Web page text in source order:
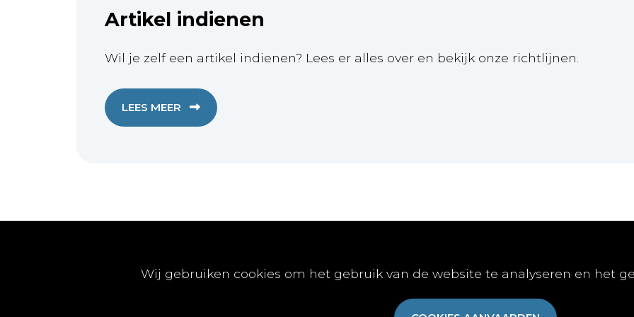
Wij gebruiken cookies om het gebruik van de website te analyseren en het
Artikel indienen
Wil je zelf een artikel indienen? Lees er alles over en bekijk onze richtlijnen.
LEES MEER
Publicaties Online Publiceren
Vacature publiceren